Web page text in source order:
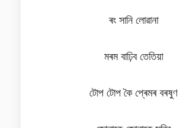
ৰং সানি লোৱানা
মৰম বাঢ়িব তেতিয়া
টোপ টোপ কৈ প্ৰেমৰ বৰষুণ